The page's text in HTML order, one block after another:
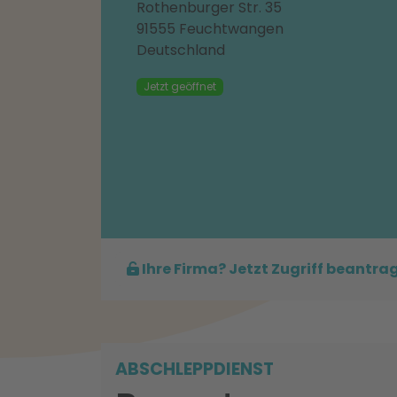
Rothenburger Str. 35
91555 Feuchtwangen
Deutschland
Jetzt geöffnet
Ihre Firma? Jetzt Zugriff
ABSCHLEPPDIENST